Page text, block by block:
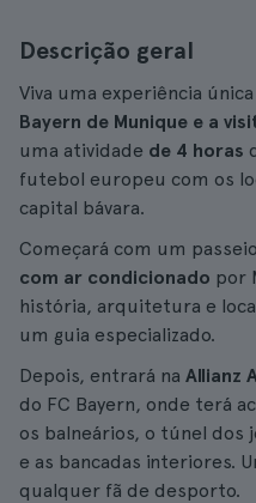
Descrição geral
Viva uma experiência
Bayern de Munique e a
uma atividade de 4 horas
futebol europeu com os
capital bávara.
Começará com um
com ar condicionado por
história, arquitetura e
um guia especializado.
Depois, entrará na Allianz
do FC Bayern, onde terá
os balneários, o túnel dos
e as bancadas interiores.
qualquer fã de desporto.